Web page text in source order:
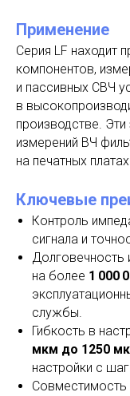
Применение
Серия LF находит
компонентов,
и пассивных СВЧ
в
производстве. Эти
измерений ВЧ
на печатных
Ключевые
Контроль
сигнала и
Долговечность
на более 1 000
службы.
Гибкость в
мкм до 1250
настройки с